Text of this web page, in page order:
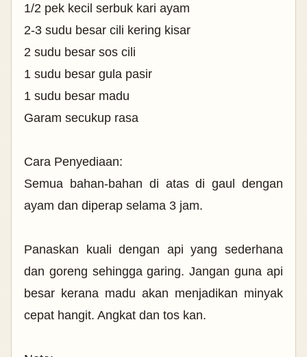
1/2 pek kecil serbuk kari ayam
2-3 sudu besar cili kering kisar
2 sudu besar sos cili
1 sudu besar gula pasir
1 sudu besar madu
Garam secukup rasa
Cara Penyediaan:
Semua bahan-bahan di atas di gaul dengan
ayam dan diperap selama 3 jam.
Panaskan kuali dengan api yang sederhana
dan goreng sehingga garing. Jangan guna api
besar kerana madu akan menjadikan minyak
cepat hangit. Angkat dan tos kan.